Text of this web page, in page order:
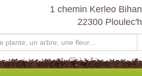
1 chemin Kerleo Bihan
22300 Ploulec'h